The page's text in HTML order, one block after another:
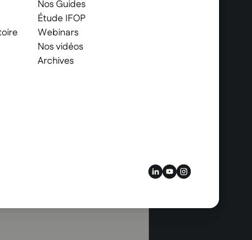
Nos Guides
Étude IFOP
Webinars
Nos vidéos
Archives